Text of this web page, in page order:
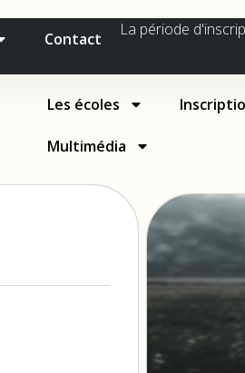
Contact La période
Les écoles
Multimédia